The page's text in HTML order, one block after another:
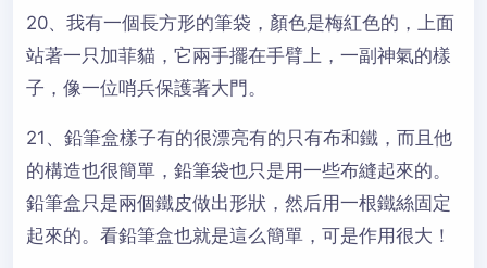
20、我有一個長方形的筆袋，顏色是梅紅色的，上面
站著一只加菲貓，它兩手擺在手臂上，一副神氣的樣
子，像一位哨兵保護著大門。
21、鉛筆盒樣子有的很漂亮有的只有布和鐵，而且他
的構造也很簡單，鉛筆袋也只是用一些布縫起來的。
鉛筆盒只是兩個鐵皮做出形狀，然后用一根鐵絲固定
起來的。看鉛筆盒也就是這么簡單，可是作用很大！